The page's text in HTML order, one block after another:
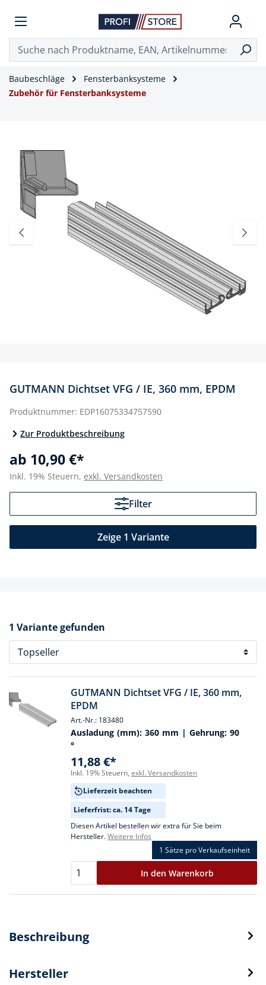
Baubeschläge
Fensterbanksysteme
Zubehör für Fensterbanksysteme
GUTMANN Dichtset VFG / IE, 360 mm, EPDM
Produktnummer: EDP16075334757590
Zur Produktbeschreibung
ab 10,90 €*
Inkl. 19% Steuern, exkl. Versandkosten
Filter
Zeige 1 Variante
1 Variante gefunden
GUTMANN Dichtset VFG / IE, 360 mm,
EPDM
Art.-Nr.: 183480
Ausladung (mm): 360 mm | Gehrung: 90
°
11,88 €*
Inkl. 19% Steuern, exkl. Versandkosten
Lieferzeit beachten
Lieferfrist: ca. 14 Tage
Diesen Artikel bestellen wir extra für Sie beim
Hersteller.Weitere Infos
1 Sätze pro Verkaufseinheit
In den Warenkorb
Beschreibung
Hersteller